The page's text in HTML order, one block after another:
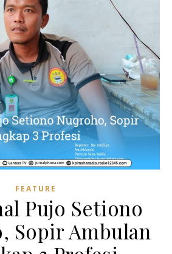
FEATURE
Pujo Setiono
Sopir Ambulan